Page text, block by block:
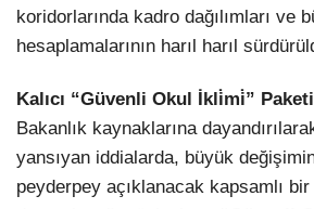
koridorlarında kadro dağılımları ve
hesaplamalarının harıl harıl
Kalıcı “Güvenli Okul İkli̇mi̇”
Bakanlık kaynaklarına
yansıyan iddialarda, büyük
peyderpey açıklanacak kapsamlı